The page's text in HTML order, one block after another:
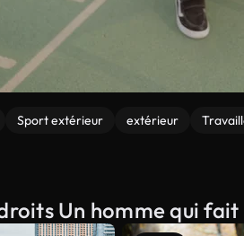
Sport extérieur extérieur
Un homme qui fait